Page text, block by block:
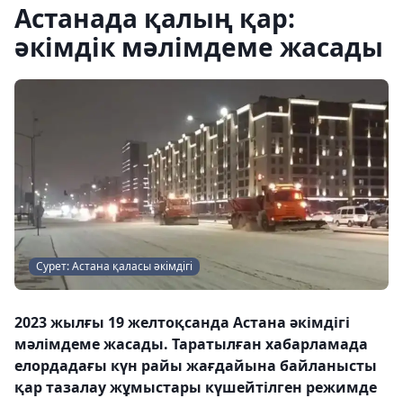
Астанада қалың қар:
әкімдік мәлімдеме жасады
Сурет: Астана қаласы әкімдігі
2023 жылғы 19 желтоқсанда Астана әкімдігі
мәлімдеме жасады. Таратылған хабарламада
елордадағы күн райы жағдайына байланысты
қар тазалау жұмыстары күшейтілген режимде